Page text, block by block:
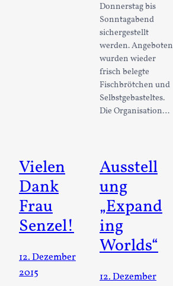
Donnerstag bis
Sonntagabend
sichergestellt
werden. Angeboten
wurden wieder
frisch belegte
Fischbrötchen und
Selbstgebasteltes.
Die Organisation…
Vielen
Dank
Frau
Senzel!
12. Dezember
2015
Ausstell
ung
„Expand
ing
Worlds“
12. Dezember